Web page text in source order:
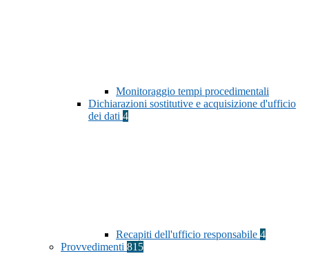
Monitoraggio tempi procedimentali
Dichiarazioni sostitutive e acquisizione d'ufficio
dei dati 4
Recapiti dell'ufficio responsabile 4
Provvedimenti 815